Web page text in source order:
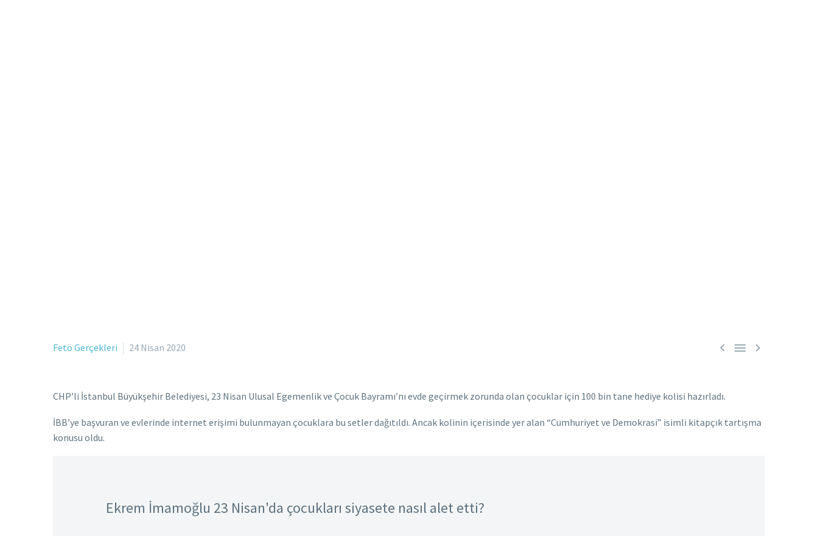
  
Fetö Gerçekleri 24 Nisan 2020
CHP’li İstanbul Büyükşehir Belediyesi, 23 Nisan Ulusal Egemenlik ve Çocuk Bayramı’nı evde geçirmek zorunda olan çocuklar için 100 bin tane hediye kolisi hazırladı.
İBB’ye başvuran ve evlerinde internet erişimi bulunmayan çocuklara bu setler dağıtıldı. Ancak kolinin içerisinde yer alan “Cumhuriyet ve Demokrasi” isimli kitapçık tartışma
konusu oldu.
Ekrem İmamoğlu 23 Nisan'da çocukları siyasete nasıl alet etti?